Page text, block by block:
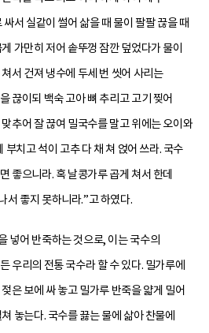
서 실같이 썰어 삶을 때 물이 팔팔 끊을 때
가만히 저어 솥뚜껑 잠깐 덮었다가 물이
서 건져 냉수에 두세 번 씻어 사리는
끊이되 백숙 고아 뼈 추리고 고기 찢어
추어 잘 끊여 밀국수를 말고 위에는 오이와
부치고 석이 고추 다 채 쳐 얹어 쓰라. 국수
좋으니라. 혹 날콩가루 곱게 쳐서 한데
서 좋지 못하니라.”고 하였다.
넣어 반죽하는 것으로, 이는 국수의
우리의 전통 국수라 할 수 있다. 밀가루에
은 보에 싸 놓고 밀가루 반죽을 얇게 밀어
놓는다. 국수를 끓는 물에 삶아 찬물에